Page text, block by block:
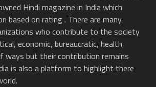
Hindi magazine in India which
based on rating . There are many
who contribute to the society
economic, bureaucratic, health,
ways but their contribution remains
is also a platform to highlight there